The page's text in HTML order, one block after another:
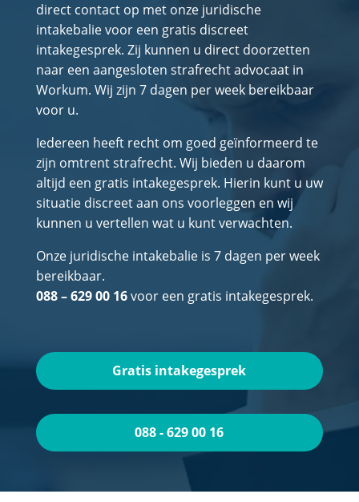
direct contact op met onze juridische
intakebalie voor een gratis discreet
intakegesprek. Zij kunnen u direct doorzetten
naar een aangesloten strafrecht advocaat in
Workum. Wij zijn 7 dagen per week bereikbaar
voor u.
Iedereen heeft recht om goed geïnformeerd te
zijn omtrent strafrecht. Wij bieden u daarom
altijd een gratis intakegesprek. Hierin kunt u uw
situatie discreet aan ons voorleggen en wij
kunnen u vertellen wat u kunt verwachten.
Onze juridische intakebalie is 7 dagen per week
bereikbaar.
088 – 629 00 16voor een gratis intakegesprek.
Gratis intakegesprek
088 - 629 00 16